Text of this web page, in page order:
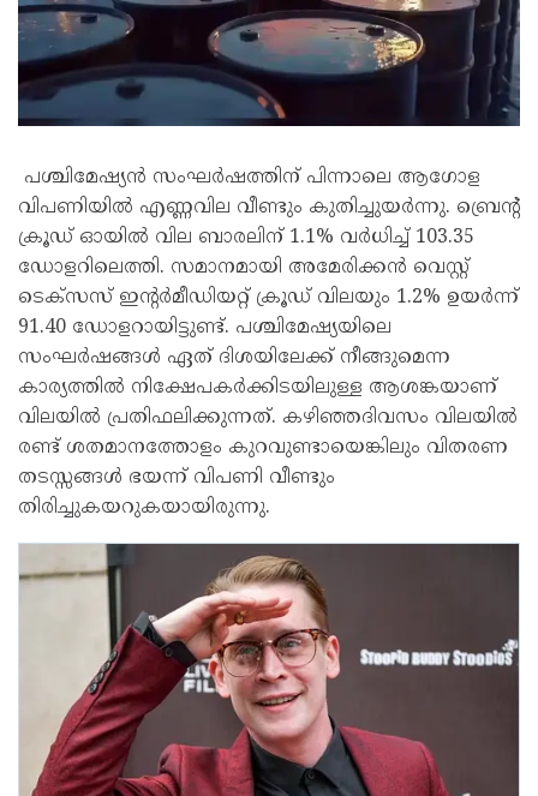
പശ്ചിമേഷ്യൻ സംഘർഷത്തിന് പിന്നാലെ ആഗോള
വിപണിയിൽ എണ്ണവില വീണ്ടും കുതിച്ചുയർന്നു. ബ്രെന്റ്
ക്രൂഡ് ഓയിൽ വില ബാരലിന് 1.1% വർധിച്ച് 103.35
ഡോളറിലെത്തി. സമാനമായി അമേരിക്കൻ വെസ്റ്റ്
ടെക്സസ് ഇന്റർമീഡിയറ്റ് ക്രൂഡ് വിലയും 1.2% ഉയർന്ന്
91.40 ഡോളറായിട്ടുണ്ട്. പശ്ചിമേഷ്യയിലെ
സംഘർഷങ്ങൾ ഏത് ദിശയിലേക്ക് നീങ്ങുമെന്ന
കാര്യത്തിൽ നിക്ഷേപകർക്കിടയിലുള്ള ആശങ്കയാണ്
വിലയിൽ പ്രതിഫലിക്കുന്നത്. കഴിഞ്ഞദിവസം വിലയിൽ
രണ്ട് ശതമാനത്തോളം കുറവുണ്ടായെങ്കിലും വിതരണ
തടസ്സങ്ങൾ ഭയന്ന് വിപണി വീണ്ടും
തിരിച്ചുകയറുകയായിരുന്നു.